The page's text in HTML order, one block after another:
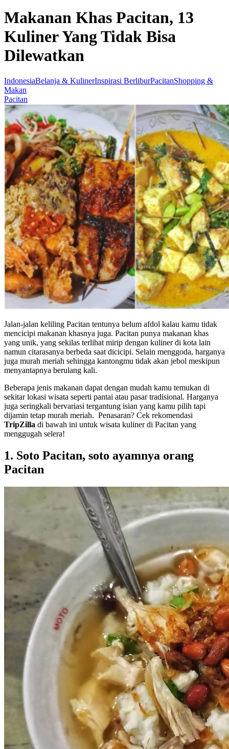
Makanan Khas Pacitan, 13
Kuliner Yang Tidak Bisa
Dilewatkan
IndonesiaBelanja & KulinerInspirasi BerliburPacitanShopping &
Makan
Pacitan
Jalan-jalan keliling Pacitan tentunya belum afdol kalau kamu tidak
mencicipi makanan khasnya juga. Pacitan punya makanan khas
yang unik, yang sekilas terlihat mirip dengan kuliner di kota lain
namun citarasanya berbeda saat dicicipi. Selain menggoda, harganya
juga murah meriah sehingga kantongmu tidak akan jebol meskipun
menyantapnya berulang kali.
Beberapa jenis makanan dapat dengan mudah kamu temukan di
sekitar lokasi wisata seperti pantai atau pasar tradisional. Harganya
juga seringkali bervariasi tergantung isian yang kamu pilih tapi
dijamin tetap murah meriah. Penasaran? Cek rekomendasi
TripZilla di bawah ini untuk wisata kuliner di Pacitan yang
menggugah selera!
1. Soto Pacitan, soto ayamnya orang
Pacitan